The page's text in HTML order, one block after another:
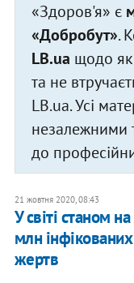
«Здоров'я» є
«Добробут».
LB.ua щодо
та не
LB.ua. Усі
незалежними
до
21 жовтня 2020, 08:43
У світі станом
млн
жертв